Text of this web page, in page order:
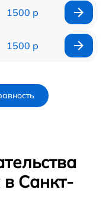
1500 р
1500 р
в Санкт-